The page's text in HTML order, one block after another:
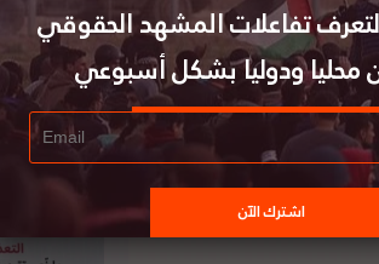
الحكومة الإسرائيلية
لإسرائيل، وتمنح إسرائيل
مكانة تجارية مفضلة، وتساعد في تمويل البحث العلمي الإسرائيلي وتطويره من خلال برنامج Horizon 2020 الضخم. ووفقا
تجارية مع الإتحاد،
الخبر ومصدره الأصلي،
تفاعلات المشهد الحقوقي
ودوليا بشكل أسبوعي